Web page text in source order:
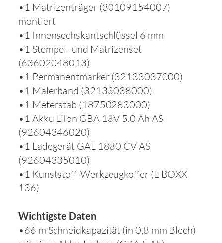
•1 Matrizenträger (30109154007)
montiert
•1 Innensechskantschlüssel 6 mm
•1 Stempel- und Matrizenset
(63602048013)
•1 Permanentmarker (32133037000)
•1 Malerband (32133038000)
•1 Meterstab (18750283000)
•1 Akku LiIon GBA 18V 5.0 Ah AS
(92604346020)
•1 Ladegerät GAL 1880 CV AS
(92604335010)
•1 Kunststoff-Werkzeugkoffer (L-BOXX
136)
Wichtigste Daten
•66 m Schneidkapazität (in 0,8 mm Blech)